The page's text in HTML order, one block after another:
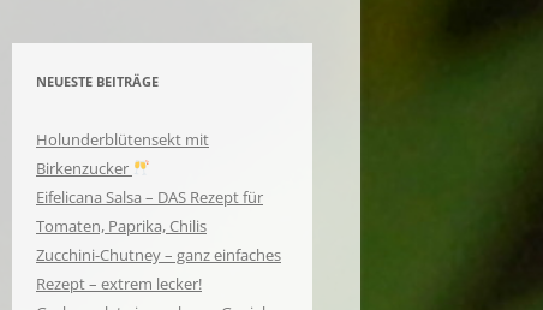
NEUESTE BEITRÄGE
Holunderblütensekt mit
Birkenzucker
Eifelicana Salsa – DAS Rezept für
Tomaten, Paprika, Chilis
Zucchini-Chutney – ganz einfaches
Rezept – extrem lecker!